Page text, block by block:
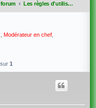
Les règles d'utilisation du forum.
Modérateur en chef
sur 1